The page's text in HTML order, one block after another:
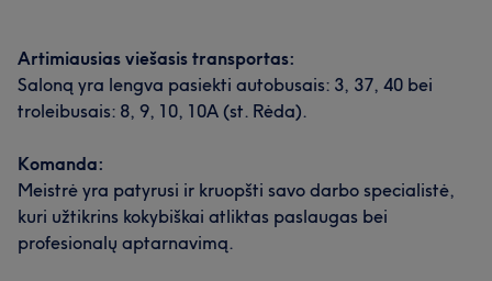
Artimiausias viešasis transportas:
Saloną yra lengva pasiekti autobusais: 3, 37, 40 bei
troleibusais: 8, 9, 10, 10A (st. Rėda).
Komanda:
Meistrė yra patyrusi ir kruopšti savo darbo specialistė,
kuri užtikrins kokybiškai atliktas paslaugas bei
profesionalų aptarnavimą.